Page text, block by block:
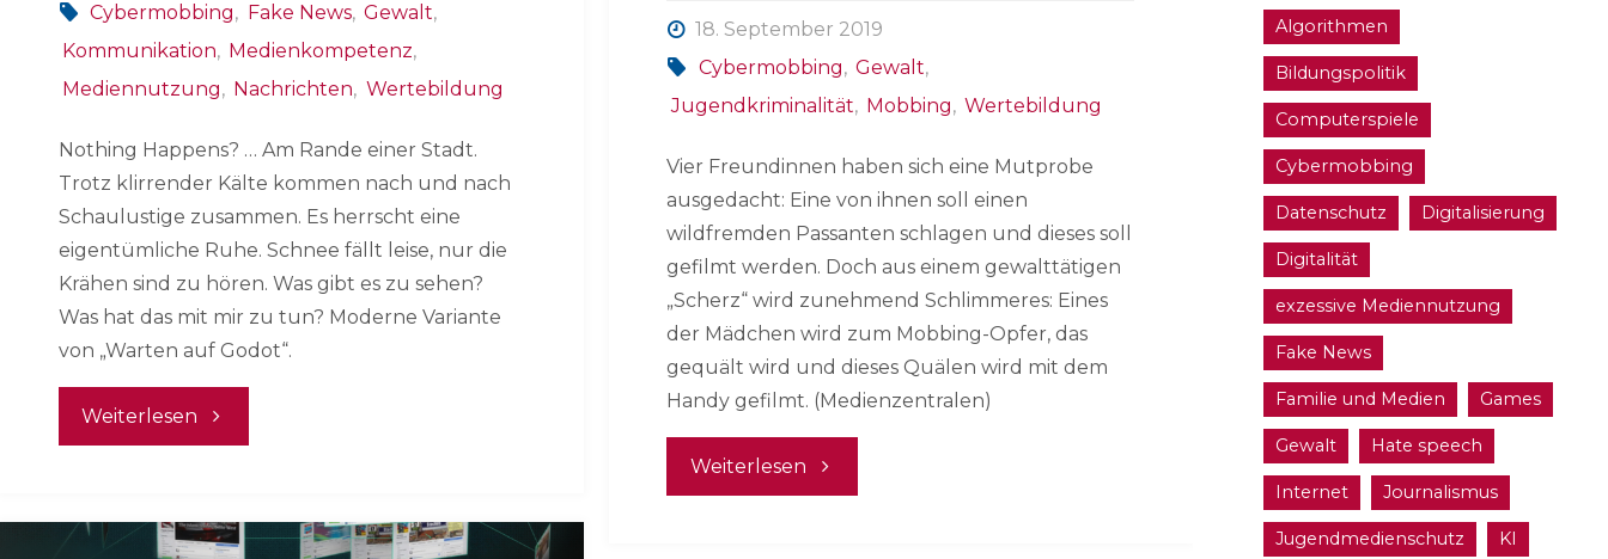
Cybermobbing, Fake News, Gewalt,
Kommunikation, Medienkompetenz,
Mediennutzung, Nachrichten, Wertebildung
Nothing Happens? … Am Rande einer Stadt.
Trotz klirrender Kälte kommen nach und nach
Schaulustige zusammen. Es herrscht eine
eigentümliche Ruhe. Schnee fällt leise, nur die
Krähen sind zu hören. Was gibt es zu sehen?
Was hat das mit mir zu tun? Moderne Variante
von „Warten auf Godot“.
Weiterlesen "Nothing
18. September 2019
Cybermobbing, Gewalt,
Jugendkriminalität, Mobbing, Wertebildung
Vier Freundinnen haben sich eine Mutprobe
ausgedacht: Eine von ihnen soll einen
wildfremden Passanten schlagen und dieses soll
gefilmt werden. Doch aus einem gewalttätigen
„Scherz“ wird zunehmend Schlimmeres: Eines
der Mädchen wird zum Mobbing-Opfer, das
gequält wird und dieses Quälen wird mit dem
Handy gefilmt. (Medienzentralen)
Weiterlesen"Happy
Algorithmen
Bildungspolitik
Computerspiele
Cybermobbing
Datenschutz Digitalisierung
Digitalität
exzessive Mediennutzung
Fake News
Familie und Medien Games
Gewalt Hate speech
Internet Journalismus
Jugendmedienschutz KI